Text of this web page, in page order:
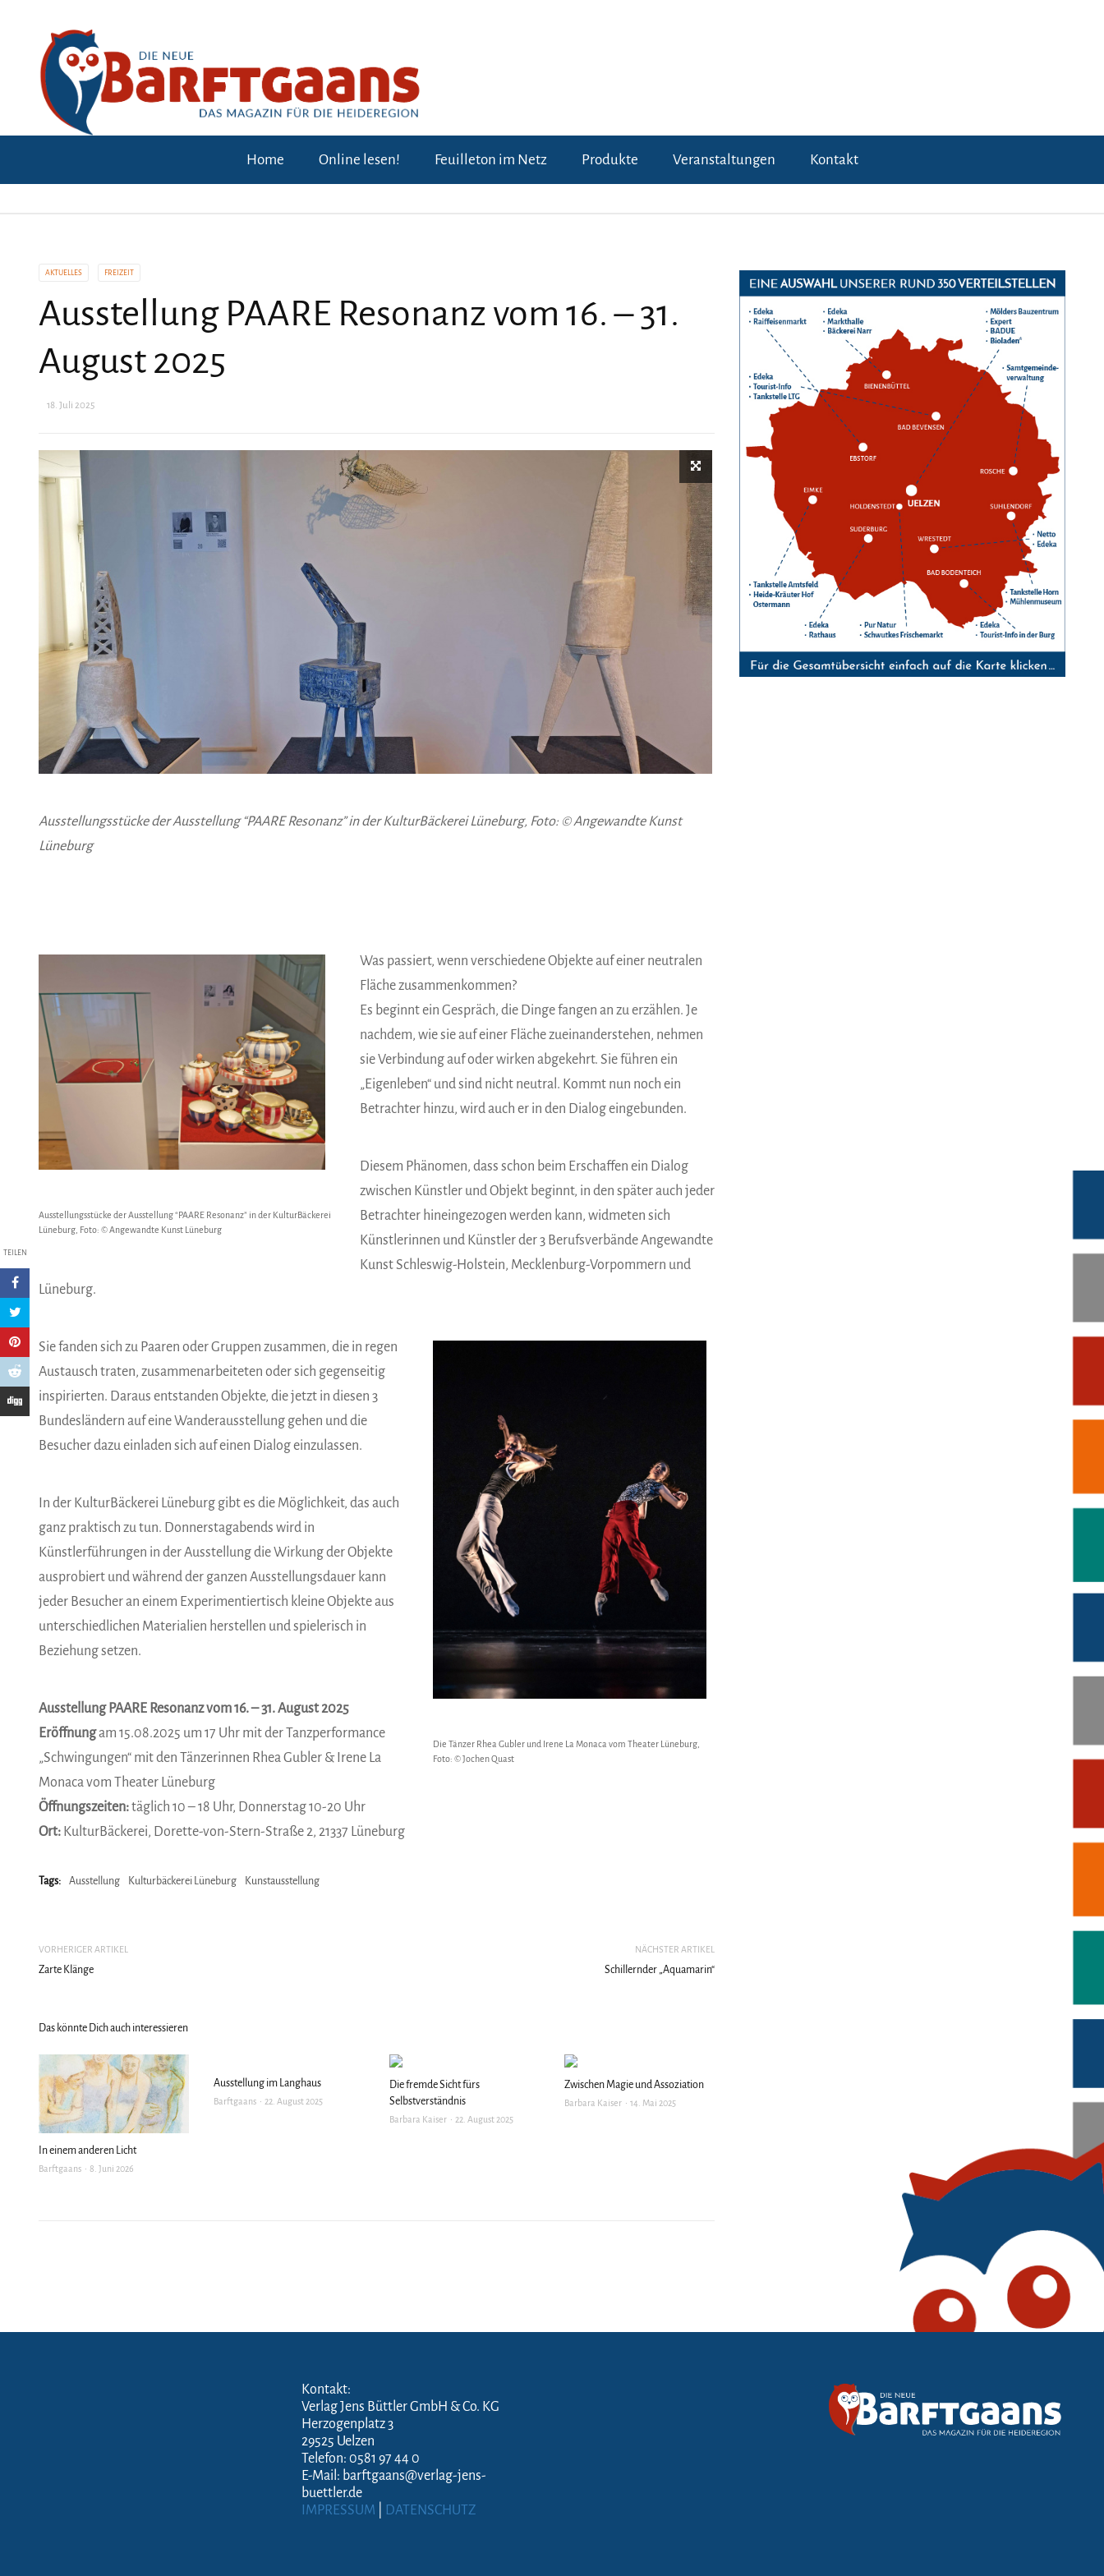
Home Online lesen! Feuilleton im Netz Produkte Veranstaltungen Kontakt
AKTUELLES FREIZEIT
Ausstellung PAARE Resonanz vom 16. – 31.
August 2025
18. Juli 2025
TEILEN
Ausstellungsstücke der Ausstellung “PAARE Resonanz” in der KulturBäckerei Lüneburg, Foto: © Angewandte Kunst
Lüneburg
Ausstellungsstücke der Ausstellung “PAARE Resonanz” in der KulturBäckerei
Lüneburg, Foto: © Angewandte Kunst Lüneburg
Was passiert, wenn verschiedene Objekte auf einer neutralen
Fläche zusammenkommen?
Es beginnt ein Gespräch, die Dinge fangen an zu erzählen. Je
nachdem, wie sie auf einer Fläche zueinanderstehen, nehmen
sie Verbindung auf oder wirken abgekehrt. Sie führen ein
„Eigenleben“ und sind nicht neutral. Kommt nun noch ein
Betrachter hinzu, wird auch er in den Dialog eingebunden.
Diesem Phänomen, dass schon beim Erschaffen ein Dialog
zwischen Künstler und Objekt beginnt, in den später auch jeder
Betrachter hineingezogen werden kann, widmeten sich
Künstlerinnen und Künstler der 3 Berufsverbände Angewandte
Kunst Schleswig-Holstein, Mecklenburg-Vorpommern und
Lüneburg.
Die Tänzer Rhea Gubler und Irene La Monaca vom Theater Lüneburg,
Foto: © Jochen Quast
Sie fanden sich zu Paaren oder Gruppen zusammen, die in regen
Austausch traten, zusammenarbeiteten oder sich gegenseitig
inspirierten. Daraus entstanden Objekte, die jetzt in diesen 3
Bundesländern auf eine Wanderausstellung gehen und die
Besucher dazu einladen sich auf einen Dialog einzulassen.
In der KulturBäckerei Lüneburg gibt es die Möglichkeit, das auch
ganz praktisch zu tun. Donnerstagabends wird in
Künstlerführungen in der Ausstellung die Wirkung der Objekte
ausprobiert und während der ganzen Ausstellungsdauer kann
jeder Besucher an einem Experimentiertisch kleine Objekte aus
unterschiedlichen Materialien herstellen und spielerisch in
Beziehung setzen.
Ausstellung PAARE Resonanz vom 16. – 31. August 2025
Eröffnungam 15.08.2025 um 17 Uhr mit der Tanzperformance
„Schwingungen“ mit den Tänzerinnen Rhea Gubler & Irene La
Monaca vom Theater Lüneburg
Öffnungszeiten:täglich 10 – 18 Uhr, Donnerstag 10-20 Uhr
Ort: KulturBäckerei, Dorette-von-Stern-Straße 2, 21337 Lüneburg
Tags: Ausstellung Kulturbäckerei Lüneburg Kunstausstellung
VORHERIGER ARTIKEL
Zarte Klänge
NÄCHSTER ARTIKEL
Schillernder „Aquamarin“
Das könnte Dich auch interessieren
In einem anderen Licht
Barftgaans 8. Juni 2026
Ausstellung im Langhaus
Barftgaans 22. August 2025
Die fremde Sicht fürs
Selbstverständnis
Barbara Kaiser 22. August 2025
Zwischen Magie und Assoziation
Barbara Kaiser 14. Mai 2025
Kontakt:
Verlag Jens Büttler GmbH & Co. KG
Herzogenplatz 3
29525 Uelzen
Telefon: 0581 97 44 0
E-Mail: barftgaans@verlag-jens-
buettler.de
IMPRESSUM
DATENSCHUTZ